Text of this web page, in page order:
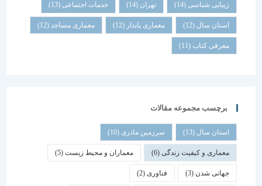
زیبایی شناسی (14) تهران خدمات اجتماعی (13)
استان سال(12) معماری پایدار (12) معماری مساجد(12)
معرفی کتاب(11)
برچسب مجموعه مقالات
استان سال(13) سرزمین مادری(10)
معماری و کیفیت زندگی(6) معماران و محیط زیست(5)
جهانی شدن(3) فناوری (2)